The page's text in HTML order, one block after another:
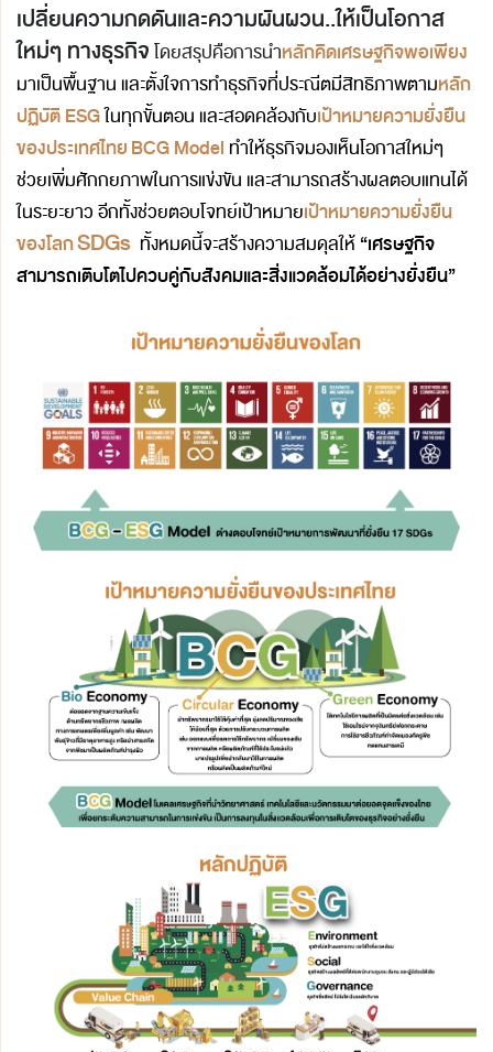
เปลี่ยนความกดดันและความผันผวน..ให้เป็นโอกาส
ใหม่ๆ ทางธุรกิจโดยสรุปคือการนำหลักคิดเศรษฐกิจพอเพียง
มาเป็นพื้นฐาน และตั้งใจการทำธุรกิจที่ประณีตมีสิทธิภาพตามหลัก
ปฏิบัติ ESGในทุกขั้นตอน และสอดคล้องกับเป้าหมายความยั่งยืน
ของประเทศไทยBCG Model ทำให้ธุรกิจมองเห็นโอกาสใหม่ๆ
ช่วยเพิ่มศักกยภาพในการแข่งขัน และสามารถสร้างผลตอบแทนได้
ในระยะยาวอีกทั้งช่วยตอบโจทย์เป้าหมายเป้าหมายความยั่งยืน
ของโลกSDGs ทั้งหมดนี้จะสร้างความสมดุลให้“เศรษฐกิจ
สามารถเติบโตไปควบคู่กับสังคมและสิ่งแวดล้อมได้อย่างยั่งยืน”